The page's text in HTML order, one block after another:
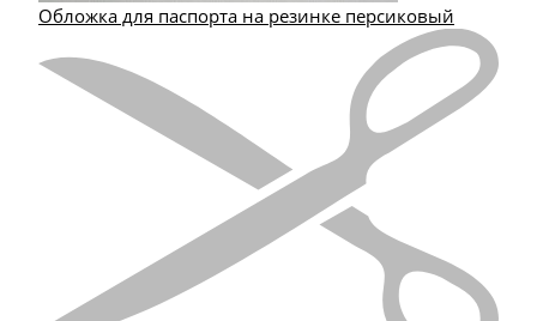
Обложка для паспорта на резинке персиковый